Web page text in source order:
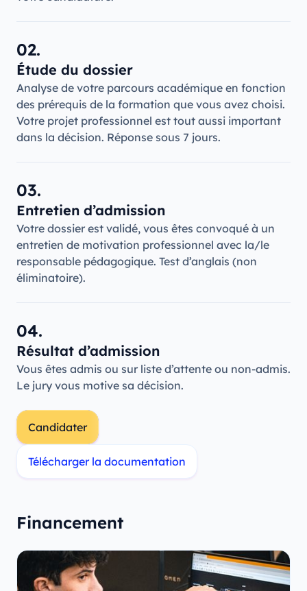
02.
Étude du dossier
Analyse de votre parcours académique en fonction
des prérequis de la formation que vous avez choisi.
Votre projet professionnel est tout aussi important
dans la décision. Réponse sous 7 jours.
03.
Entretien d’admission
Votre dossier est validé, vous êtes convoqué à un
entretien de motivation professionnel avec la/le
responsable pédagogique. Test d’anglais (non
éliminatoire).
04.
Résultat d’admission
Vous êtes admis ou sur liste d’attente ou non-admis.
Le jury vous motive sa décision.
Candidater
Télécharger la documentation
Financement